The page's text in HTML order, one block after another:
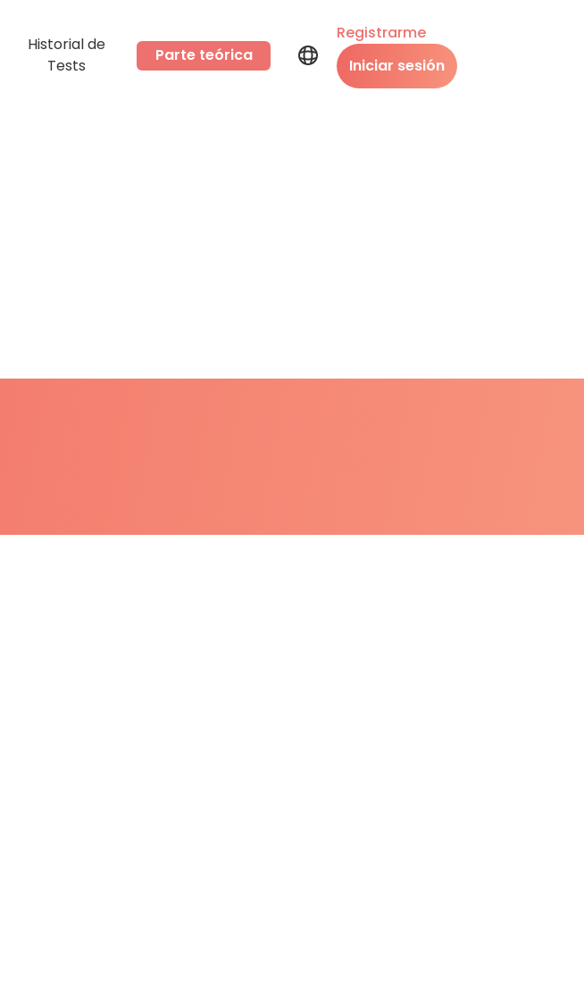
Historial de
Tests
Parte teórica
Registrarme
Iniciar sesión